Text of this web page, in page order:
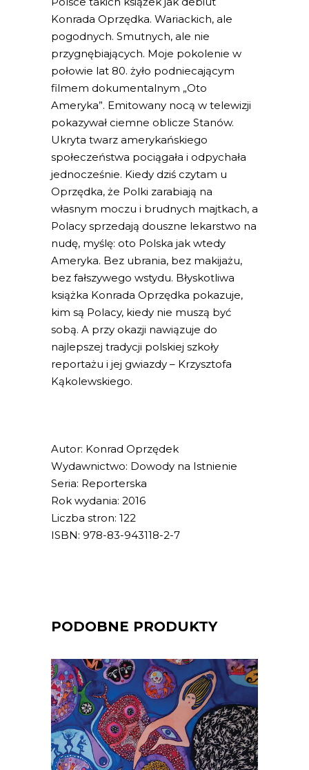
Konrada Oprzędka. Wariackich, ale
pogodnych. Smutnych, ale nie
przygnębiających. Moje pokolenie w
połowie lat 80. żyło podniecającym
filmem dokumentalnym „Oto
Ameryka”. Emitowany nocą w telewizji
pokazywał ciemne oblicze Stanów.
Ukryta twarz amerykańskiego
społeczeństwa pociągała i odpychała
jednocześnie. Kiedy dziś czytam u
Oprzędka, że Polki zarabiają na
własnym moczu i brudnych majtkach, a
Polacy sprzedają douszne lekarstwo na
nudę, myślę: oto Polska jak wtedy
Ameryka. Bez ubrania, bez makijażu,
bez fałszywego wstydu. Błyskotliwa
książka Konrada Oprzędka pokazuje,
kim są Polacy, kiedy nie muszą być
sobą. A przy okazji nawiązuje do
najlepszej tradycji polskiej szkoły
reportażu i jej gwiazdy – Krzysztofa
Kąkolewskiego.
Autor: Konrad Oprzędek
Wydawnictwo: Dowody na Istnienie
Seria: Reporterska
Rok wydania: 2016
Liczba stron: 122
ISBN: 978-83-943118-2-7
PODOBNE PRODUKTY
[EBOOK] Ivana Myskova – BIAŁE
ZWIERZĘTA SĄ BARDZO
CZĘSTO GŁUCHE
To historie ludzi, którzy wydają się do